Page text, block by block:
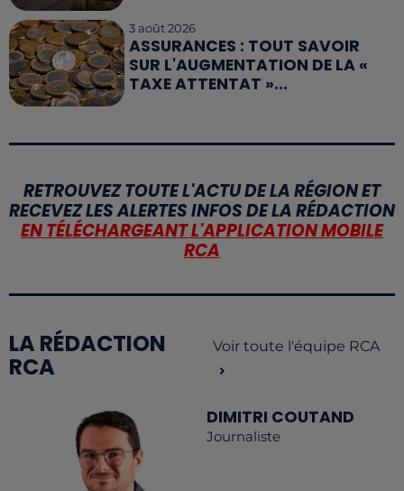
3 août 2026
ASSURANCES : TOUT SAVOIR
SUR L'AUGMENTATION DE LA «
TAXE ATTENTAT »...
RETROUVEZ TOUTE L'ACTU DE LA RÉGION ET
RECEVEZ LES ALERTES INFOS DE LA RÉDACTION
EN TÉLÉCHARGEANT L'APPLICATION MOBILE
RCA
LA RÉDACTION
RCA
Voir toute l'équipe RCA
DIMITRI COUTAND
Journaliste